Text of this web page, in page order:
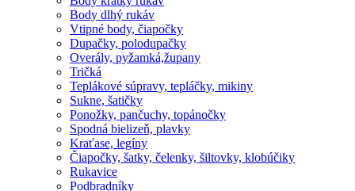
Body dlhý rukáv
Vtipné body, čiapočky
Dupačky, polodupačky
Overály, pyžamká,župany
Tričká
Teplákové súpravy, tepláčky, mikiny
Sukne, šatičky
Ponožky, pančuchy, topánočky
Spodná bielizeň, plavky
Kraťase, legíny
Čiapočky, šatky, čelenky, šiltovky, klobúčiky
Rukavice
Podbradníky